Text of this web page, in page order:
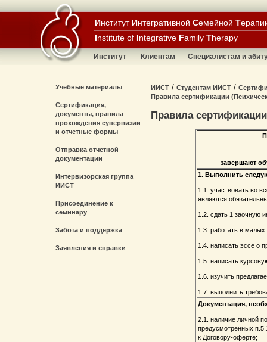
Институт Интегративной Семейной Т
Institute of Integrative Family Therapy
Институт Клиентам Специалистам и
Учебные материалы
Сертификация,
документы, правила
прохождения супервизии
и отчетные формы
Отправка отчетной
документации
Интервизорская группа
ИИСТ
Присоединение к
семинару
Забота и поддержка
Заявления и справки
ИИСТ / Студентам ИИСТ /
Правила сертификации
Правила
завершают
1. Выполнить
1.1. участвовать во
являются
1.2. сдать 1 заочную
1.3. работать в малых
1.4. написать эссе о
1.5. написать
1.6. изучить
1.7. выполнить
Документация,
2.1. наличие личной
предусмотренных
к Договору-оферте;